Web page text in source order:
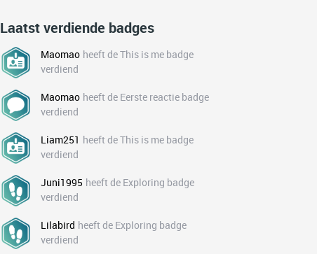
Laatst verdiende badges
Maomao heeft de This is me badge
verdiend
Maomao heeft de Eerste reactie badge
verdiend
Liam251 heeft de This is me badge
verdiend
Juni1995 heeft de Exploring badge
verdiend
Lilabird heeft de Exploring badge
verdiend